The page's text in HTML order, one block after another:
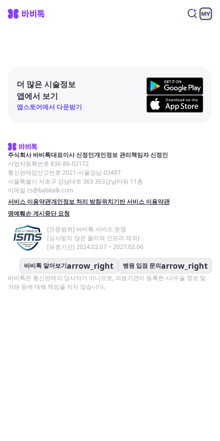
더 많은 시술정보
앱에서 보기
앱스토어에서 다운받기
주식회사 바비톡대표이사 신정인개인정보 관리책임자 신정인
사업자등록번호 836-86-02172
통신판매업신고번호 2021-서울강남-03497
서울특별시 서초구 강남대로 363 363강남타워 11층
이메일 cs@babitalk.com
서비스 이용약관개인정보 처리 방침위치기반 서비스 이용약관
명예훼손 게시중단 요청
[인증범위] 바비톡 서비스 운영
(심사받지 않은 물리적 인프라 제외)
[유효기간] 2024.02.07 ~ 2027.02.06
바비톡 알아보기arrow_right 병원 입점 문의arrow_right
바비톡은 통신판매의 당사자가 아니므로, 의료기관이 등록한 시/수술 정보 및
거래 등에 대해 책임을 지지 않습니다.